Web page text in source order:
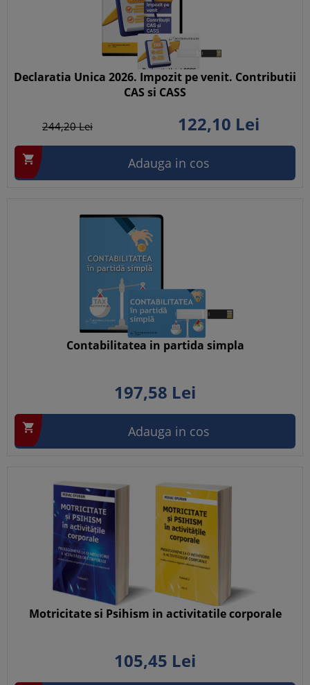
Declaratia Unica 2026. Impozit pe venit. Contributii
CAS si CASS
244,20Lei 122,10 Lei
 Adauga in cos
Contabilitatea in partida simpla
197,58 Lei
 Adauga in cos
Motricitate si Psihism in activitatile corporale
105,45 Lei